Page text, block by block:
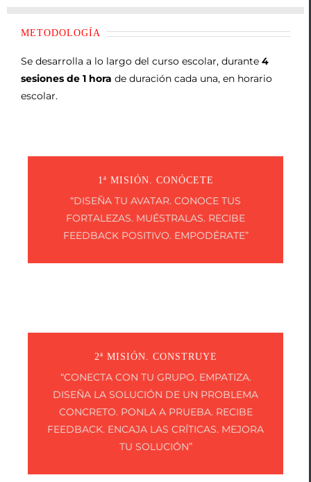
METODOLOGÍA
Se desarrolla a lo largo del curso escolar, durante 4
sesiones de 1 hora de duración cada una, en horario
escolar.
1ª MISIÓN. CONÓCETE
“DISEÑA TU AVATAR. CONOCE TUS
FORTALEZAS. MUÉSTRALAS. RECIBE
FEEDBACK POSITIVO. EMPODÉRATE”
2ª MISIÓN. CONSTRUYE
“CONECTA CON TU GRUPO. EMPATIZA.
DISEÑA LA SOLUCIÓN DE UN PROBLEMA
CONCRETO. PONLA A PRUEBA. RECIBE
FEEDBACK. ENCAJA LAS CRÍTICAS. MEJORA
TU SOLUCIÓN”